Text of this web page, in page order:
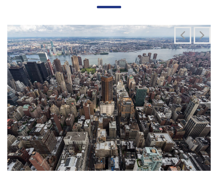
Imigração impulsiona recuperação demográfica
nas maiores metrópoles dos EUA após pandemia,
segundo novos dados do Censo
22/04/2025 10:48 |Editores
As grandes áreas metropolitanas dos Estados Unidos estão
experimentando uma expressiva recuperação populacional